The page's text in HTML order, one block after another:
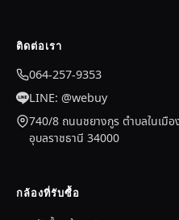
ติดต่อเรา
064-257-9353
LINE: @webuy
740/8 ถนนชยางกูร ตำบลในเมือ
อุบลราชธานี 34000
กล้องที่รับซื้อ